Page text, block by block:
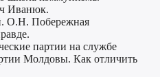
Иванюк.
О.Н. Побережная
партии на службе
Молдовы. Как отличить